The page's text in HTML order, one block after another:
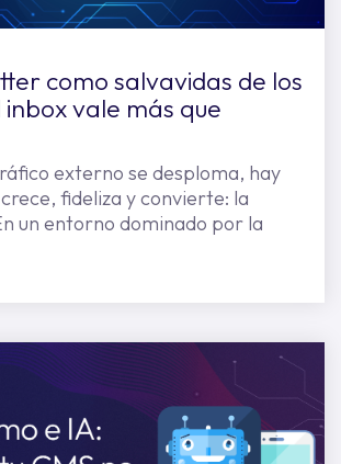
como salvavidas de los
inbox vale más que
externo se desploma, hay
fideliza y convierte: la
un entorno dominado por la